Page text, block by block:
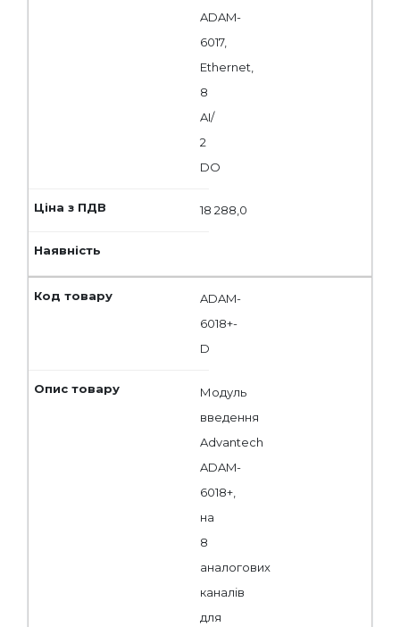
ADAM-
6017,
Ethernet,
8
AI/
2
DO
18 288,0
ADAM-
6018+-
D
Модуль
введення
Advantech
ADAM-
6018+,
на
8
аналогових
каналів
для